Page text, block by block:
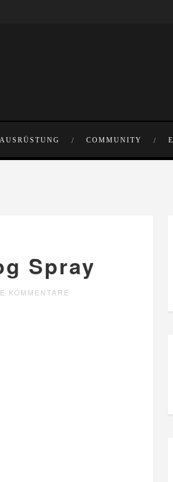
AUSRÜSTUNG COMMUNITY
Spray
KOMMENTARE